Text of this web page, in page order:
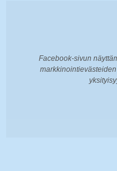
Facebook-sivun